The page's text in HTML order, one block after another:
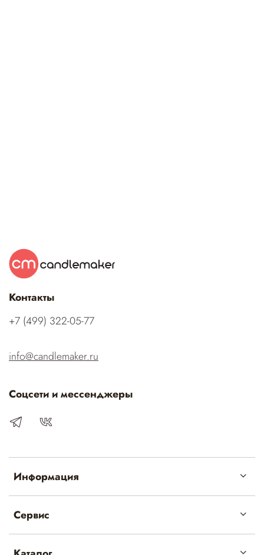
Информация
Сервис
Контакты
‭+7 (499) 322-05-77‬
info@candlemaker.ru
Соцсети и мессенджеры